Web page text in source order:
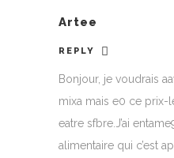
Artee
REPLY
Bonjour, je voudrais
mixa mais e0 ce prix-
eatre sfbre.J’ai
alimentaire qui c’est